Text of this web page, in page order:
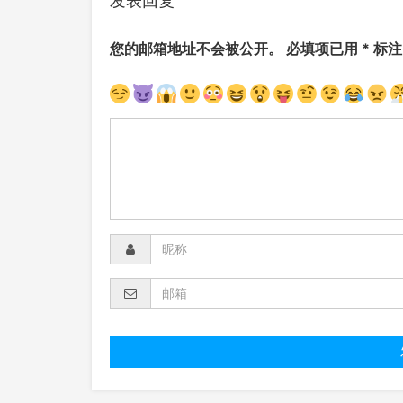
您的邮箱地址不会被公开。 必填项已用 * 标注